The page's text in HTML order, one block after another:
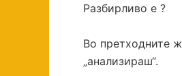
Разбирливо е ?
Во претходните
„анализираш“.